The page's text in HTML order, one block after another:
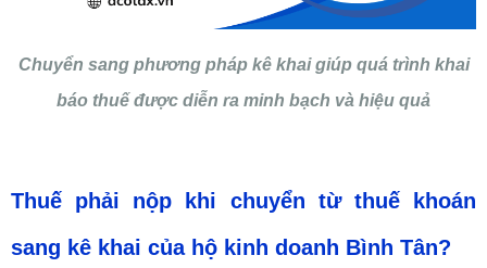
Chuyển sang phương pháp kê khai giúp quá trình khai
báo thuế được diễn ra minh bạch và hiệu quả
Thuế phải nộp khi chuyển từ thuế khoán
sang kê khai của hộ kinh doanh Bình Tân?